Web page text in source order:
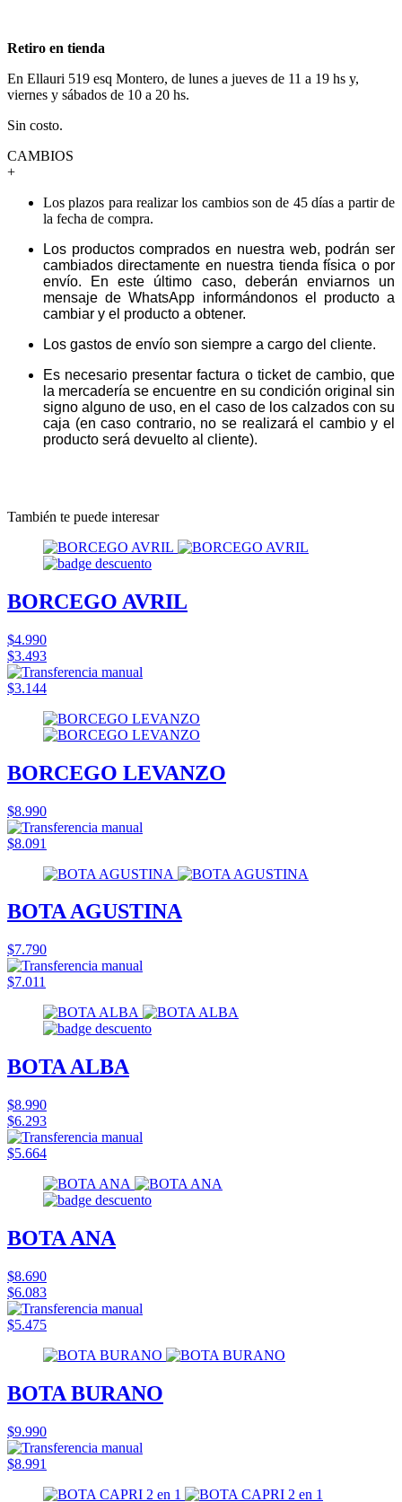
Retiro en tienda
En Ellauri 519 esq Montero, de lunes a jueves de 11 a 19 hs y,
viernes y sábados de 10 a 20 hs.
Sin costo.
CAMBIOS
+
Los plazos para realizar los cambios son de 45 días a partir de
la fecha de compra.
Los productos comprados en nuestra web, podrán ser
cambiados directamente en nuestra tienda física o por
envío. En este último caso, deberán enviarnos un
mensaje de WhatsApp informándonos el producto a
cambiar y el producto a obtener.
Los gastos de envío son siempre a cargo del cliente.
Es necesario presentar factura o ticket de cambio, que
la mercadería se encuentre en su condición original sin
signo alguno de uso, en el caso de los calzados con su
caja (en caso contrario, no se realizará el cambio y el
producto será devuelto al cliente).
También te puede interesar
BORCEGO AVRIL
$4.990
$3.493
$3.144
BORCEGO LEVANZO
$8.990
$8.091
BOTA AGUSTINA
$7.790
$7.011
BOTA ALBA
$8.990
$6.293
$5.664
BOTA ANA
$8.690
$6.083
$5.475
BOTA BURANO
$9.990
$8.991